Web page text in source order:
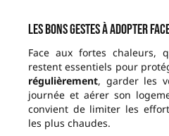
Les bons gestes à adopter
Face aux fortes chaleurs,
restent essentiels pour
régulièrement, garder les
journée et aérer son
convient de limiter les
les plus chaudes.